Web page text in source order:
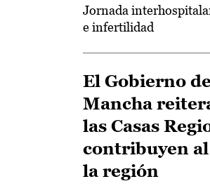
Jornada
e infertilidad
El Gobierno
Mancha
las Casas
contribuyen
la región